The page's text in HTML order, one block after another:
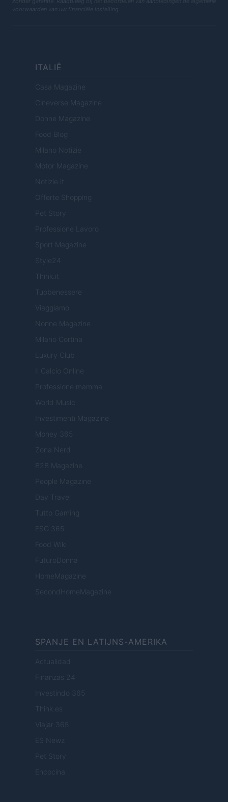
voorwaarden van uw financiële instelling.
ITALIË
Casa Magazine
Cineverse Magazine
Donne Magazine
Food Blog
Milano Notizie
Motor Magazine
Notizie.it
Offerte Shopping
Pet Story
Professione Lavoro
Sport Magazine
Style24
Think.it
Tuobenessere
Viaggiamo
Nonne Magazine
Milano Cortina
Luxury Club
Il Calcio Online
Professione mamma
World Music
Investimenti Magazine
Money 365
Zona Nerd
B2B Magazine
People Magazine
Day Travel
Tutto Gaming
ESG 365
Food Wiki
FuturoDonna
HomeMagazine
SecondHomeMagazine
SPANJE EN LATIJNS-AMERIKA
Actualidad
Finanzas 24
Investindo 365
Think.es
Viajar 365
ES Newz
Pet Story
Encocina